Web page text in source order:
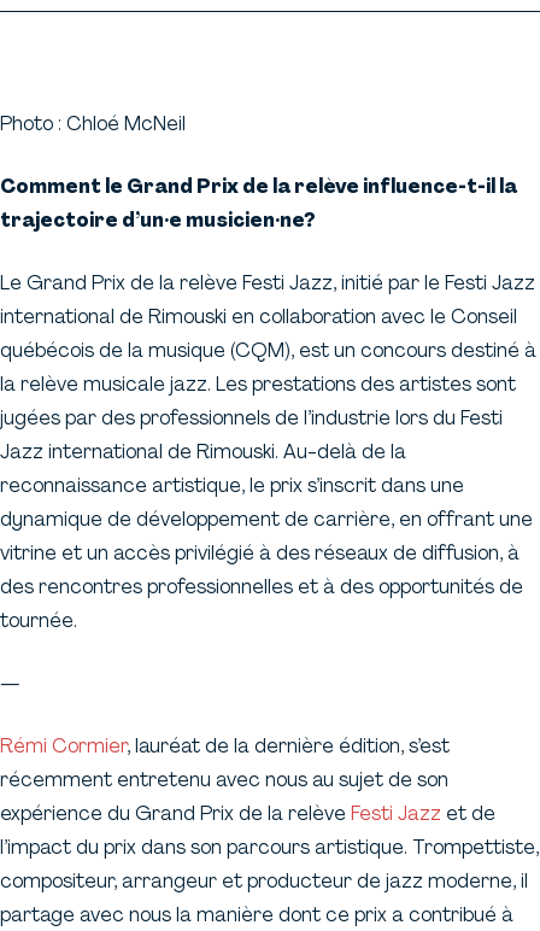
Photo : Chloé McNeil
Comment le Grand Prix de la relève influence-t-il la
trajectoire d’un·e musicien·ne?
Le Grand Prix de la relève Festi Jazz, initié par le Festi Jazz
international de Rimouski en collaboration avec le Conseil
québécois de la musique (CQM), est un concours destiné à
la relève musicale jazz. Les prestations des artistes sont
jugées par des professionnels de l’industrie lors du Festi
Jazz international de Rimouski. Au-delà de la
reconnaissance artistique, le prix s’inscrit dans une
dynamique de développement de carrière, en offrant une
vitrine et un accès privilégié à des réseaux de diffusion, à
des rencontres professionnelles et à des opportunités de
tournée.
—
Rémi Cormier, lauréat de la dernière édition, s’est
récemment entretenu avec nous au sujet de son
expérience du Grand Prix de la relève Festi Jazz et de
l’impact du prix dans son parcours artistique. Trompettiste,
compositeur, arrangeur et producteur de jazz moderne, il
partage avec nous la manière dont ce prix a contribué à